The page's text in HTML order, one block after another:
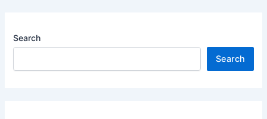
Search
Search